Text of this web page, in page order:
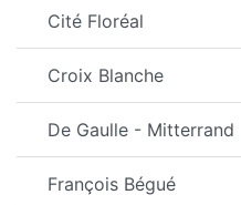
Cité Floréal
Croix Blanche
De Gaulle - Mitterrand
François Bégué